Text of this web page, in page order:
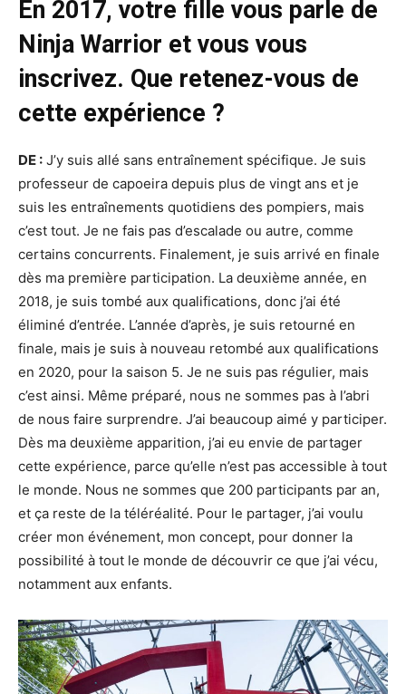
En 2017, votre fille vous parle de
Ninja Warrior et vous vous
inscrivez. Que retenez-vous de
cette expérience ?
DE : J’y suis allé sans entraînement spécifique. Je suis
professeur de capoeira depuis plus de vingt ans et je
suis les entraînements quotidiens des pompiers, mais
c’est tout. Je ne fais pas d’escalade ou autre, comme
certains concurrents. Finalement, je suis arrivé en finale
dès ma première participation. La deuxième année, en
2018, je suis tombé aux qualifications, donc j’ai été
éliminé d’entrée. L’année d’après, je suis retourné en
finale, mais je suis à nouveau retombé aux qualifications
en 2020, pour la saison 5. Je ne suis pas régulier, mais
c’est ainsi. Même préparé, nous ne sommes pas à l’abri
de nous faire surprendre. J’ai beaucoup aimé y participer.
Dès ma deuxième apparition, j’ai eu envie de partager
cette expérience, parce qu’elle n’est pas accessible à tout
le monde. Nous ne sommes que 200 participants par an,
et ça reste de la téléréalité. Pour le partager, j’ai voulu
créer mon événement, mon concept, pour donner la
possibilité à tout le monde de découvrir ce que j’ai vécu,
notamment aux enfants.